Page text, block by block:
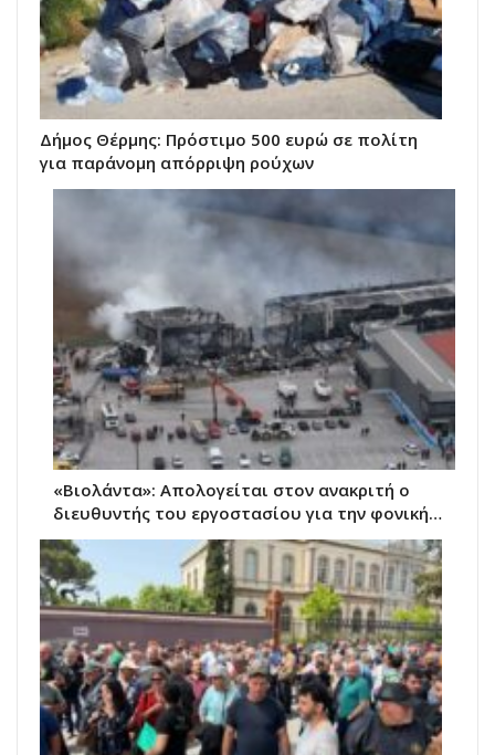
Δήμος Θέρμης: Πρόστιμο 500 ευρώ σε πολίτη
για παράνομη απόρριψη ρούχων
«Βιολάντα»: Απολογείται στον ανακριτή ο
διευθυντής του εργοστασίου για την φονική…